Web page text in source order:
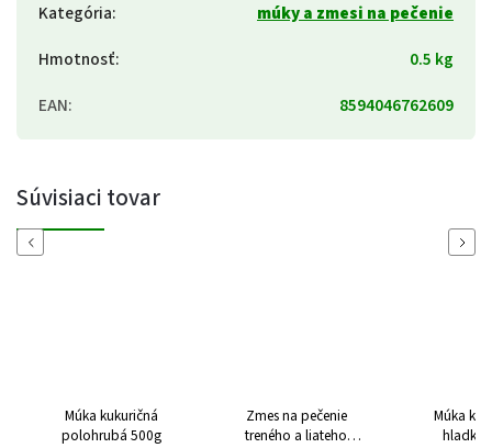
Kategória:
múky a zmesi na pečenie
Hmotnosť:
0.5 kg
EAN: 8594046762609
Súvisiaci tovar
Previous
Múka kukuričná
polohrubá 500g
Zmes na pečenie
treného a liateho
Múka
hladká
Next